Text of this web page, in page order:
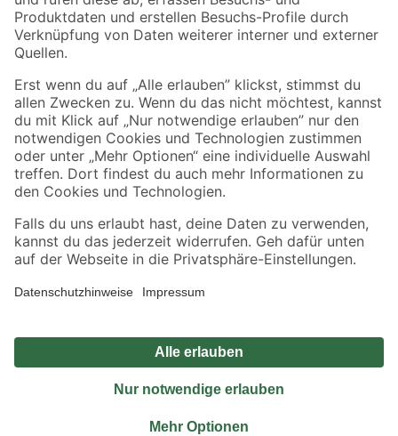
Sicher einkaufen
Jetzt die toom-App herunterladen
Alle Preisangaben in EUR inkl. gesetzl. MwSt.. Die dargestellten Angebote sind unter
Umständen nicht in allen Märkten verfügbar. Die angegebenen Verfügbarkeiten beziehen
Produkte nur solange der Vorrat reicht.
*Paketversand ab 59 € versandkostenfrei, gilt nicht für Artikel mit Speditionsversand, hier
Privatsphäre Impressum
Nutzungsbedingungen
Widerrufsrecht
Vertrag widerrufen
© 2026 toom Baumarkt GmbH